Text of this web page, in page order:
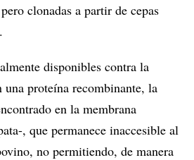
clonadas a partir de cepas
disponibles contra la
una proteína recombinante, la
en la membrana
, que permanece inaccesible al
no permitiendo, de manera